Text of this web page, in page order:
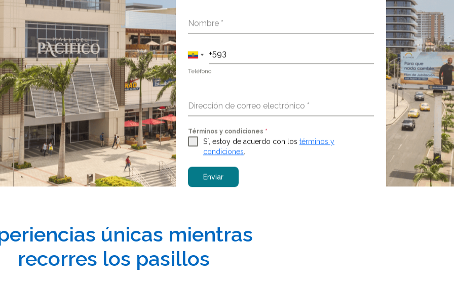
Nombre *
Teléfono
Dirección de correo electrónico *
Términos y condiciones *
Sí, estoy de acuerdo con los términos y
condiciones
Enviar
únicas mientras
recorres los pasillos